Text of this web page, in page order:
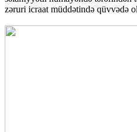
zəruri icraat müddətində qüvvədə